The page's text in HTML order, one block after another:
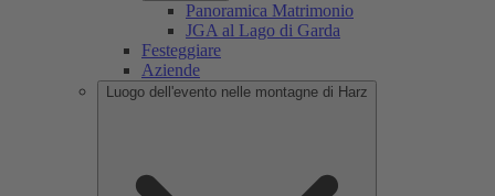
Panoramica Matrimonio
JGA al Lago di Garda
Festeggiare
Aziende
Luogo dell'evento nelle montagne di Harz